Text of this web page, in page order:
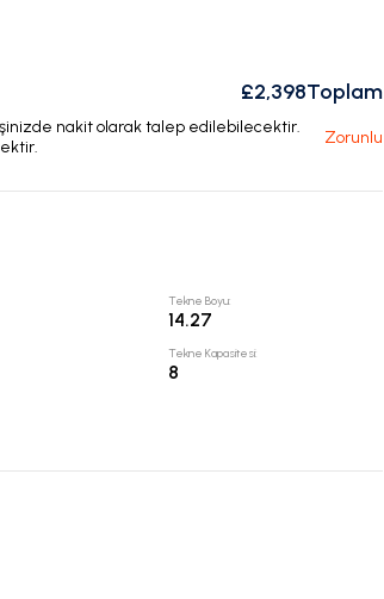
£2,398Toplam
nakit olarak talep edilebilecektir.
Zorunlu
Tekne Boyu:
14.27
Tekne Kapasitesi:
8